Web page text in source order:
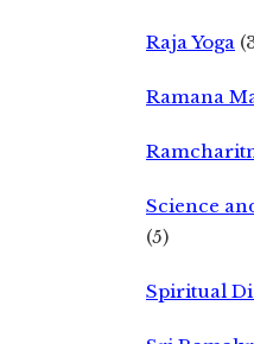
Raja Yoga
Ramana
Science
(5)
Spiritual